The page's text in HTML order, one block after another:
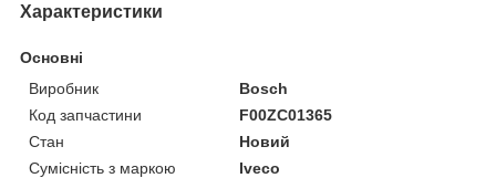
Характеристики
Основні
Виробник
Bosch
Код запчастини
F00ZC01365
Стан
Новий
Сумісність з маркою
Iveco